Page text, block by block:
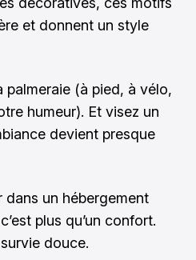
et donnent un style
palmeraie (à pied, à vélo,
humeur). Et visez un
devient presque
un hébergement
plus qu’un confort.
douce.